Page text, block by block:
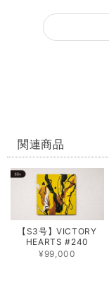
関連商品
【S3号】VICTORY
HEARTS #240
¥99,000